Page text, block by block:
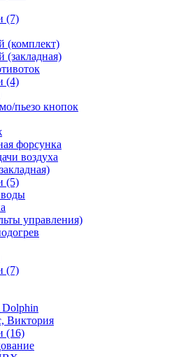
(7)
(комплект)
(закладная)
(4)
пьезо кнопок
форсунка
воздуха
(5)
воды
управления)
(7)
Dolphin
Виктория
(16)